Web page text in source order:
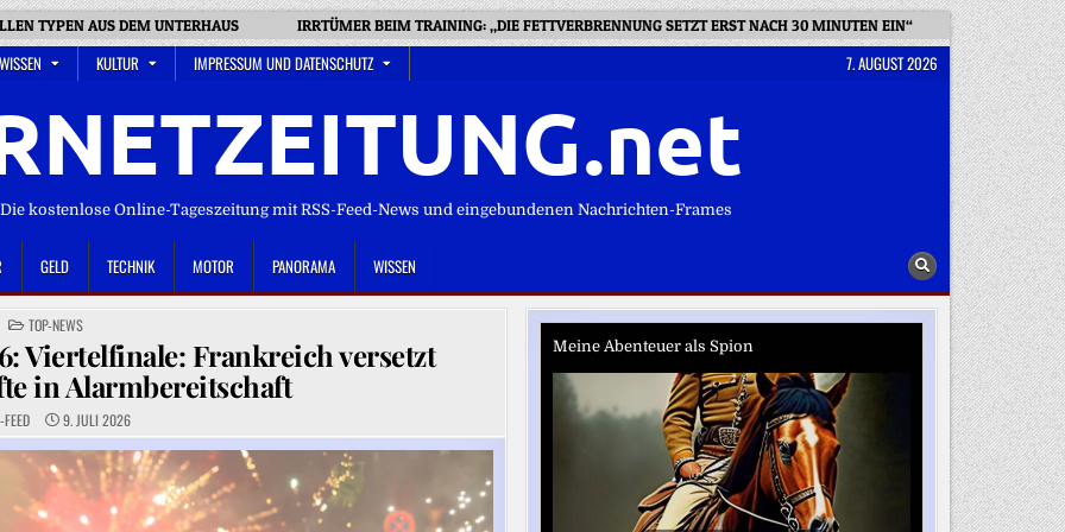
TYPEN AUS DEM UNTERHAUS IRRTÜMER BEIM TRAINING: „DIE FETTVERBRENNUNG SETZT ERST NACH 30 MINUTEN EIN“
KULTUR IMPRESSUM UND DATENSCHUTZ 7. AUGUST 2026
kostenlose Online-Tageszeitung mit RSS-Feed-News und eingebundenen Nachrichten-Frames
GELD TECHNIK MOTOR PANORAMA WISSEN
POSTED
IN
TOP-NEWS
Viertelfinale: Frankreich versetzt
in Alarmbereitschaft
9. JULI 2026
Meine Abenteuer als Spion